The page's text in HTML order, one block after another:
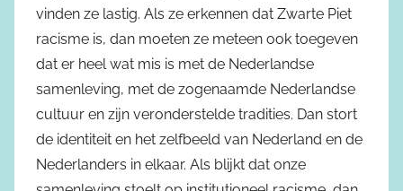
vinden ze lastig. Als ze erkennen dat Zwarte Piet
racisme is, dan moeten ze meteen ook toegeven
dat er heel wat mis is met de Nederlandse
samenleving, met de zogenaamde Nederlandse
cultuur en zijn veronderstelde tradities. Dan stort
de identiteit en het zelfbeeld van Nederland en de
Nederlanders in elkaar. Als blijkt dat onze